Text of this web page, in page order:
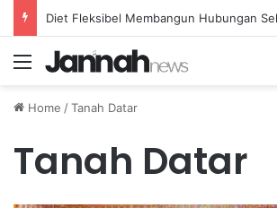
Menu
Home /Tanah Datar
Tanah Datar